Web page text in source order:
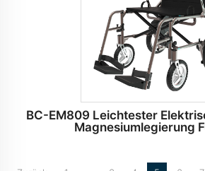
BC-EM809 Leichtester
Magnesiumlegierung